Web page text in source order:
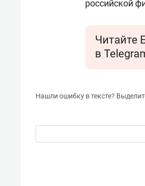
российской
Читайте
в
Нашли ошибку в тексте?